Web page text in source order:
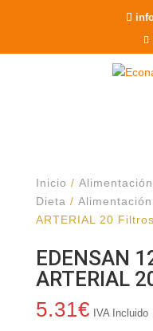
Inicio /
Dieta / Alimentación
ARTERIAL 20 Filtros
EDENSAN
ARTERIAL
5.31€ IVA Incluido